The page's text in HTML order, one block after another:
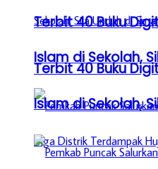
Terbit 40 Buku
Islam di Sekolah,
Terbit 40 Buku
Islam di Sekolah,